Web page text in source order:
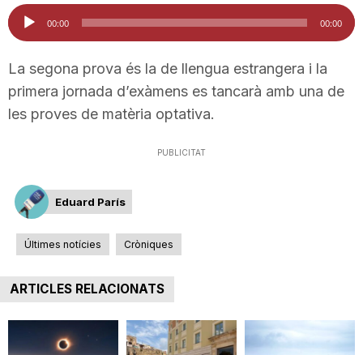
Reproductor
d'àudio
00:00 00:00
La segona prova és la de llengua estrangera i la
primera jornada d’exàmens es tancarà amb una de
les proves de matèria optativa.
PUBLICITAT
Eduard París
Últimes notícies Cròniques
ARTICLES RELACIONATS